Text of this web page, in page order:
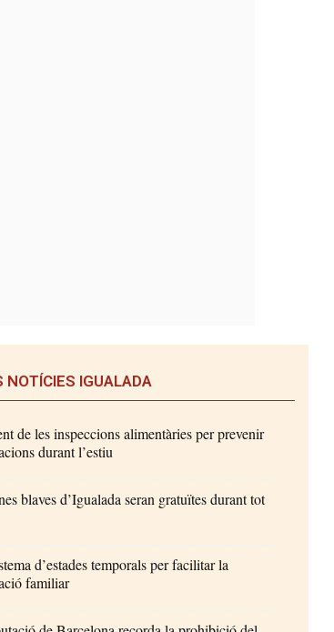
NOTÍCIES IGUALADA
de les inspeccions alimentàries per prevenir
durant l’estiu
blaves d’Igualada seran gratuïtes durant tot
d’estades temporals per facilitar la
familiar